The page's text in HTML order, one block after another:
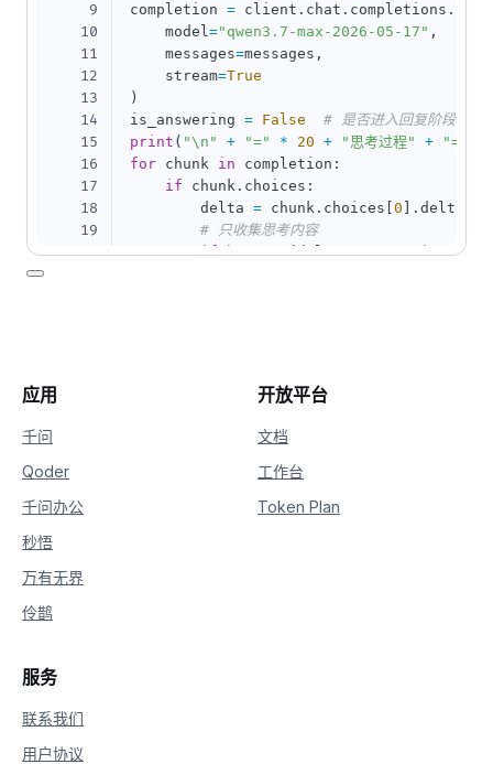
9
10
11
12
13
14
15
16
17
18
19
20
completion = client . chat . completions .
    model
="qwen3.7-max-2026-05-17" ,
    messages
=messages ,
    stream
=True
)
is_answering = False
# 是否进入回复阶段
print ( "\n" + "=" * 20 + "思考过程" + "="
for chunk in completion :
if chunk . choices :
        delta
= chunk . choices 0 . delta
# 只收集思考内容
if hasattr(delta,
print (
                is_answering
print(
应用
千问
Qoder
千问办公
秒悟
万有无界
伶鹊
开放平台
文档
工作台
Token Plan
服务
联系我们
用户协议